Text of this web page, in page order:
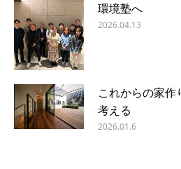
環境塾へ
2026.04.13
これからの家
考える
2026.01.6